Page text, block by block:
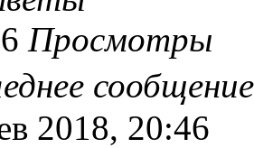
Просмотры
2018, 20:46